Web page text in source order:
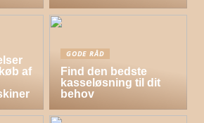
af
GODE RÅD
Find den bedste
kasseløsning til dit
behov